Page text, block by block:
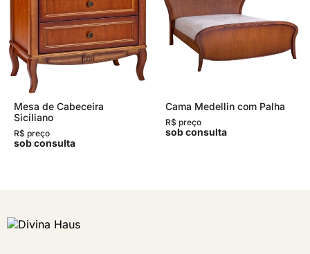
Mesa de Cabeceira
Siciliano
R$ preço
sob consulta
Cama Medellin com Palha
R$ preço
sob consulta